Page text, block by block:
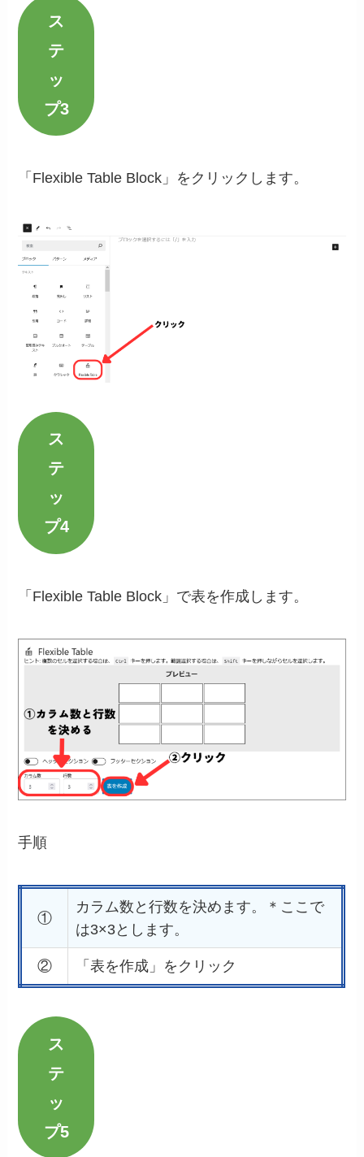
ス
テ
ッ
プ3
「Flexible Table Block」をクリックします。
ス
テ
ッ
プ4
「Flexible Table Block」で表を作成します。
手順
①
カラム数と行数を決めます。＊ここで
は3×3とします。
② 「表を作成」をクリック
ス
テ
ッ
プ5